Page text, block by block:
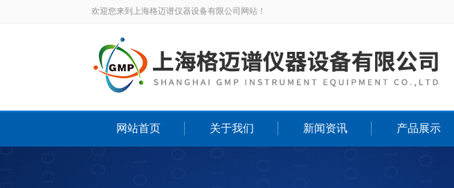
欢迎您来到上海格迈谱仪器设备有限公司网站！
网站首页 关于我们 新闻资讯 产品展示